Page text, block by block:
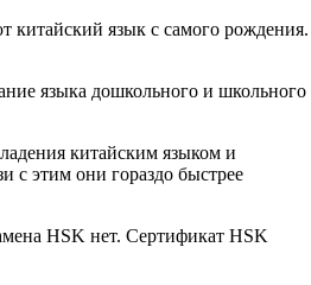
китайский язык с самого рождения.
языка дошкольного и школьного
китайским языком и
этим они гораздо быстрее
HSK нет. Сертификат HSK